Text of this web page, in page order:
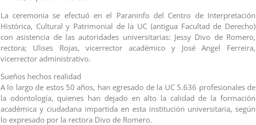
La ceremonia se efectuó en el Paraninfo del Centro de Interpretación
Histórica, Cultural y Patrimonial de la UC (antigua Facultad de Derecho)
con asistencia de las autoridades universitarias: Jessy Divo de Romero,
rectora; Ulises Rojas, vicerrector académico y José Angel Ferreira,
vicerrector administrativo.
Sueños hechos realidad
A lo largo de estos 50 años, han egresado de la UC 5.636 profesionales de
la odontología, quienes han dejado en alto la calidad de la formación
académica y ciudadana impartida en esta institución universitaria, según
lo expresado por la rectora Divo de Romero.